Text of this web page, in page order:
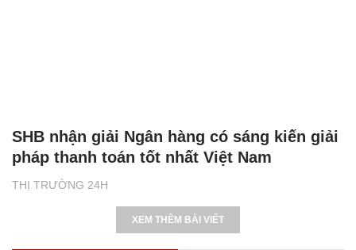
THỊ TRƯỜNG 24H
SHB nhận giải Ngân hàng có sáng kiến giải
pháp thanh toán tốt nhất Việt Nam
XEM THÊM BÀI VIẾT